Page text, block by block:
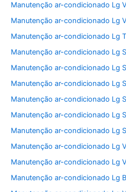
Manutenção ar-condicionado Lg
Manutenção ar-condicionado Lg
Manutenção ar-condicionado Lg
Manutenção ar-condicionado Lg
Manutenção ar-condicionado Lg
Manutenção ar-condicionado Lg
Manutenção ar-condicionado Lg
Manutenção ar-condicionado Lg
Manutenção ar-condicionado Lg
Manutenção ar-condicionado Lg
Manutenção ar-condicionado Lg
Manutenção ar-condicionado Lg